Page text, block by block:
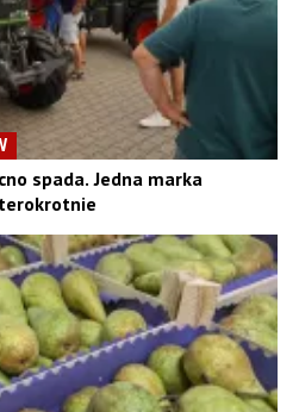
spada. Jedna marka